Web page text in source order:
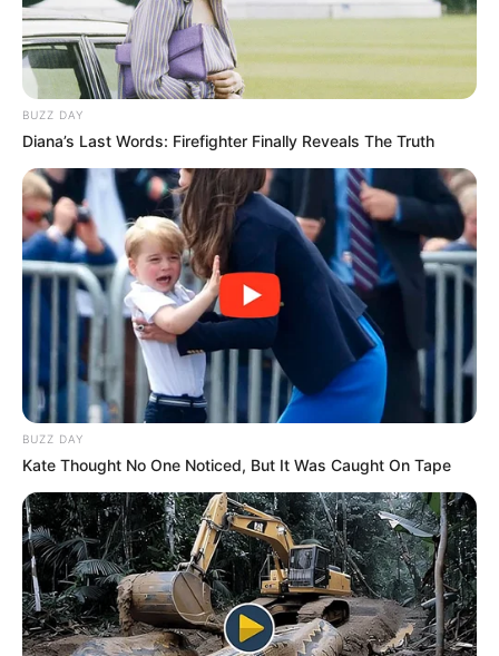
17:55 / 06 Avqust 2026 CƏMİYYƏT
Azərbaycanda BOKT ləğv olundu
17:35 / 06 Avqust 2026 CƏMİYYƏT
BUZZ DAY
Diana’s Last Words: Firefighter Finally Reveals The Truth
BUZZ DAY
Kate Thought No One Noticed, But It Was Caught On Tape